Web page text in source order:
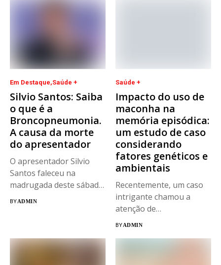
Em Destaque Saúde +
Silvio Santos: Saiba
o que é a
Broncopneumonia.
A causa da morte
do apresentador
O apresentador Silvio
Santos faleceu na
madrugada deste sábado
(17), aos 93...
BYADMIN
Saúde +
Impacto do uso de
maconha na
memória episódica:
um estudo de caso
considerando
fatores genéticos e
ambientais
Recentemente, um caso
intrigante chamou a
atenção de
neuropsicólogos em
BYADMIN